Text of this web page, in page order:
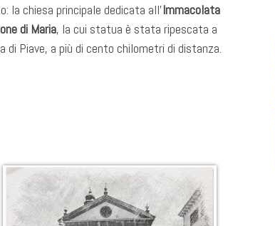
la chiesa principale dedicata all’Immacolata
di Maria, la cui statua è stata ripescata a
di Piave, a più di cento chilometri di distanza.